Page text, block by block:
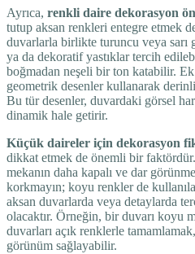
Ayrıca, renkli daire dekorasyon
tutup aksan renkleri entegre etmek
duvarlarla birlikte turuncu veya
ya da dekoratif yastıklar tercih
boğmadan neşeli bir ton katabilir.
geometrik desenler kullanarak
Bu tür desenler, duvardaki görsel
dinamik hale getirir.
Küçük daireler için dekorasyon
dikkat etmek de önemli bir
mekanın daha kapalı ve dar
korkmayın; koyu renkler de
aksan duvarlarda veya detaylarda
olacaktır. Örneğin, bir duvarı koyu
duvarları açık renklerle
görünüm sağlayabilir.